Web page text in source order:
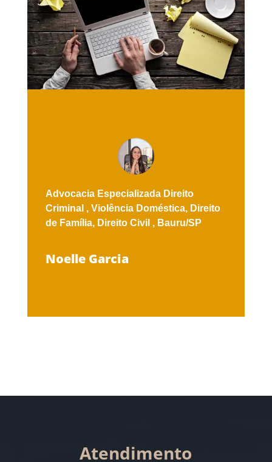
Advocacia Especializada Direito
Criminal , Violência Doméstica, Direito
de Família, Direito Civil , Bauru/SP
Noelle Garcia
Atendimento